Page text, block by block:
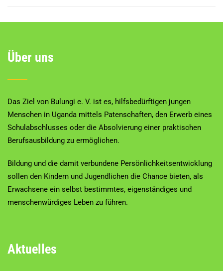
Über uns
Das Ziel von Bulungi e. V. ist es, hilfsbedürftigen jungen
Menschen in Uganda mittels Patenschaften, den Erwerb eines
Schulabschlusses oder die Absolvierung einer praktischen
Berufsausbildung zu ermöglichen.
Bildung und die damit verbundene Persönlichkeitsentwicklung
sollen den Kindern und Jugendlichen die Chance bieten, als
Erwachsene ein selbst bestimmtes, eigenständiges und
menschenwürdiges Leben zu führen.
Aktuelles